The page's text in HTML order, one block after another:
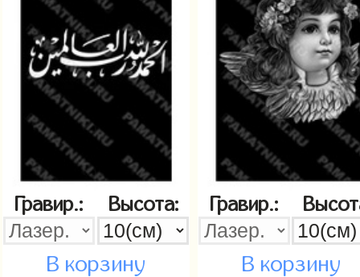
Гравир.: Высота:
В корзину
Гравир.:
В корзину